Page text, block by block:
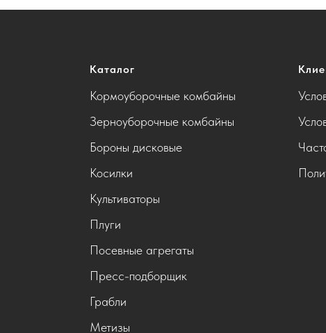
Каталог
Кормоуборочные комбайны
Зерноуборочные комбайны
Бороны дисковые
Косилки
Культиваторы
Плуги
Посевные агрегаты
Пресс-подборщик
Грабли
Метизы